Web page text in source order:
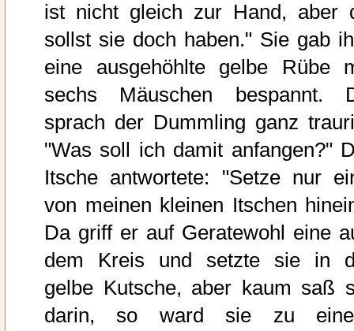
ist nicht gleich zur Hand, aber
sollst sie doch haben." Sie gab
eine ausgehöhlte gelbe Rübe
sechs Mäuschen bespannt.
sprach der Dummling ganz
"Was soll ich damit anfangen?"
Itsche antwortete: "Setze nur
von meinen kleinen Itschen
Da griff er auf Geratewohl eine
dem Kreis und setzte sie in
gelbe Kutsche, aber kaum saß
darin, so ward sie zu